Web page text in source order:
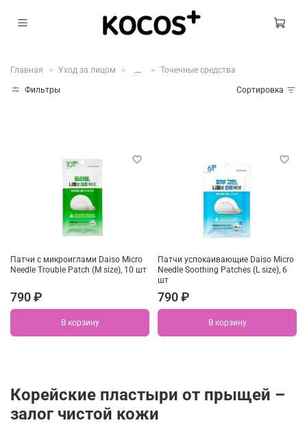
Главная Уход за лицом ... Точечные средства
Фильтры Сортировка
Патчи с микроиглами Daiso Micro
Needle Trouble Patch (M size), 10 шт
790 ₽
В корзину
Патчи успокаивающие Daiso Micro
Needle Soothing Patches (L size), 6
шт
790 ₽
В корзину
Корейские пластыри от прыщей –
залог чистой кожи